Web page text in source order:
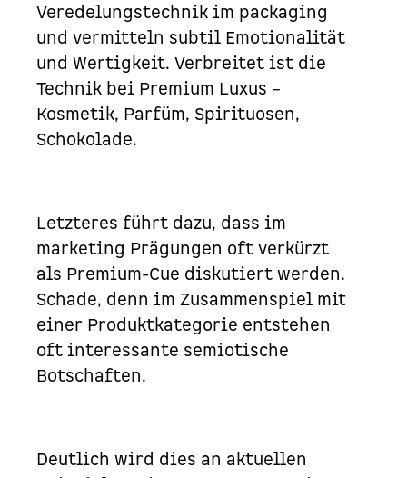
Veredelungstechnik im packaging
und vermitteln subtil Emotionalität
und Wertigkeit. Verbreitet ist die
Technik bei Premium Luxus –
Kosmetik, Parfüm, Spirituosen,
Schokolade.
Letzteres führt dazu, dass im
marketing Prägungen oft verkürzt
als Premium-Cue diskutiert werden.
Schade, denn im Zusammenspiel mit
einer Produktkategorie entstehen
oft interessante semiotische
Botschaften.
Deutlich wird dies an aktuellen